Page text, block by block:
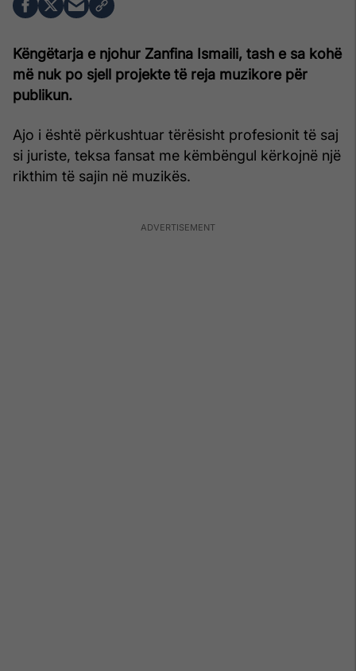
Këngëtarja e njohur Zanfina Ismaili, tash e sa kohë
më nuk po sjell projekte të reja muzikore për
publikun.
Ajo i është përkushtuar tërësisht profesionit të saj
si juriste, teksa fansat me këmbëngul kërkojnë një
rikthim të sajin në muzikës.